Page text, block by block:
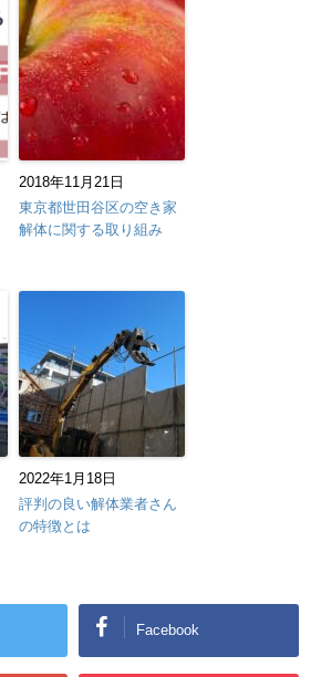
2018年11月21日
東京都世田谷区の空き家
解体に関する取り組み
2022年1月18日
評判の良い解体業者さん
の特徴とは
Facebook